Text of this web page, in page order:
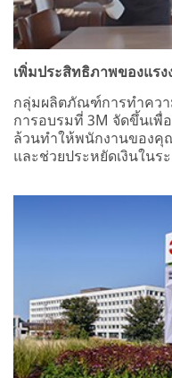
เพิ่มประสิทธิภาพของแรง
กลุ่มผลิตภัณฑ์การทำควา
การอบรมที่ 3M จัดขึ้นเพื่
ล้วนทำให้พนักงานของคุ
และช่วยประหยัดเงินในร